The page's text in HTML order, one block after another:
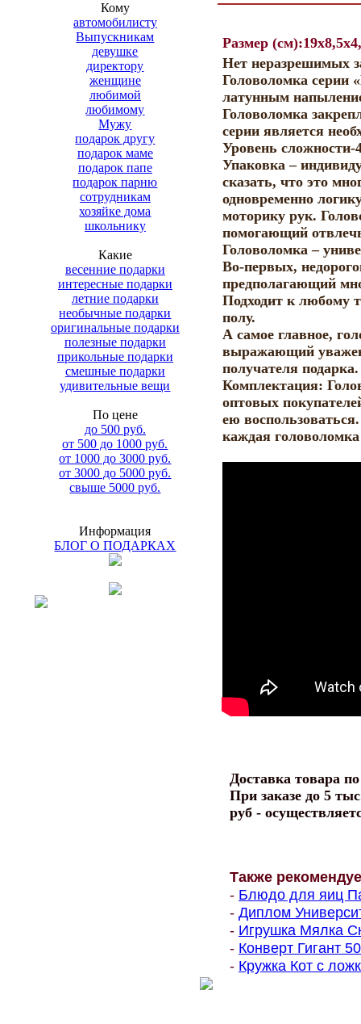
Кому
автомобилисту
Выпускникам
девушке
директору
женщине
любимой
любимому
Мужу
подарок другу
подарок маме
подарок папе
подарок парню
сотрудникам
хозяйке дома
школьнику
Какие
весенние подарки
интересные подарки
летние подарки
необычные подарки
оригинальные подарки
полезные подарки
прикольные подарки
смешные подарки
удивительные вещи
По цене
до 500 руб.
от 500 до 1000 руб.
от 1000 до 3000 руб.
от 3000 до 5000 руб.
свыше 5000 руб.
Информация
БЛОГ О ПОДАРКАХ
Размер
Нет неразрешимых
Головоломка серии
латунным
Головоломка
серии является
Уровень сложности-
Упаковка –
сказать, что это
одновременно
моторику рук.
помогающий
Головоломка –
Во-первых,
предполагающий
Подходит к любому
полу.
А самое главное,
выражающий
получателя подарка.
Комплектация:
оптовых
ею
каждая
Доставка товара
При заказе до 5
руб -
Также
- Блюдо для яиц
- Диплом
- Игрушка Мялка
- Конверт Гигант
- Кружка Кот с